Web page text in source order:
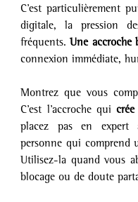
C’est particulièrement
digitale, la pression
fréquents. Une accroche
connexion immédiate,
Montrez que vous
C’est l’accroche qui
placez pas en expert
personne qui comprend
Utilisez-la quand vous
blocage ou de doute